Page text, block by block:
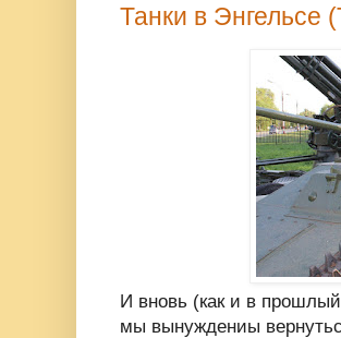
Танки в Энгельсе
И вновь (как и в
мы вынуждениы